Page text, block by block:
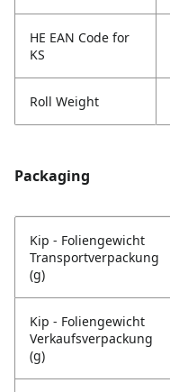
HE EAN Code for
KS
Roll Weight
Packaging
Kip - Foliengewicht
Transportverpackung
(g)
Kip - Foliengewicht
Verkaufsverpackung
(g)